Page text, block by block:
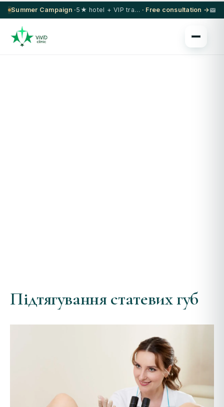
Summer Campaign · 5★ hotel + VIP transfer on select procedures · Free consultation →
Підтягування статевих губ